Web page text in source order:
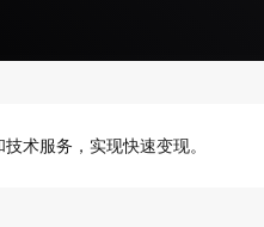
术服务，实现快速变现。